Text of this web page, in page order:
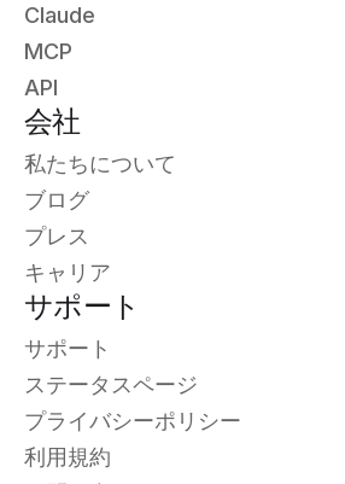
Claude
MCP
API
会社
私たちについて
ブログ
プレス
キャリア
サポート
サポート
ステータスページ
プライバシーポリシー
利用規約